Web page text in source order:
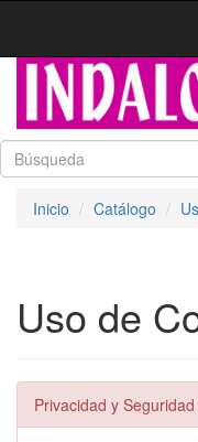
Inicio Catálogo
Uso de
Privacidad y